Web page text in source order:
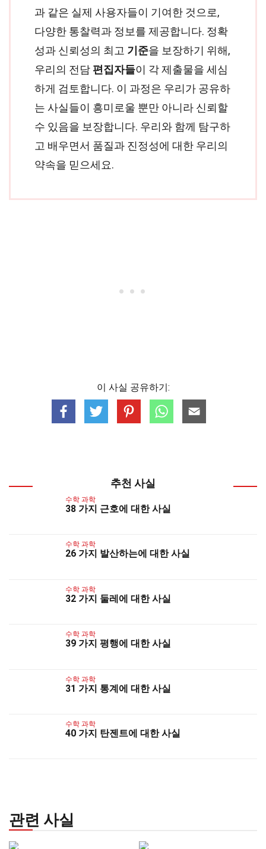
과 같은 실제 사용자들이 기여한 것으로,
다양한 통찰력과 정보를 제공합니다. 정확
성과 신뢰성의 최고 기준을 보장하기 위해,
우리의 전담 편집자들이 각 제출물을 세심
하게 검토합니다. 이 과정은 우리가 공유하
는 사실들이 흥미로울 뿐만 아니라 신뢰할
수 있음을 보장합니다. 우리와 함께 탐구하
고 배우면서 품질과 진정성에 대한 우리의
약속을 믿으세요.
이 사실 공유하기:
추천 사실
수학 과학
38 가지 근호에 대한 사실
수학 과학
26 가지 발산하는에 대한 사실
수학 과학
32 가지 둘레에 대한 사실
수학 과학
39 가지 평행에 대한 사실
수학 과학
31 가지 통계에 대한 사실
수학 과학
40 가지 탄젠트에 대한 사실
관련 사실